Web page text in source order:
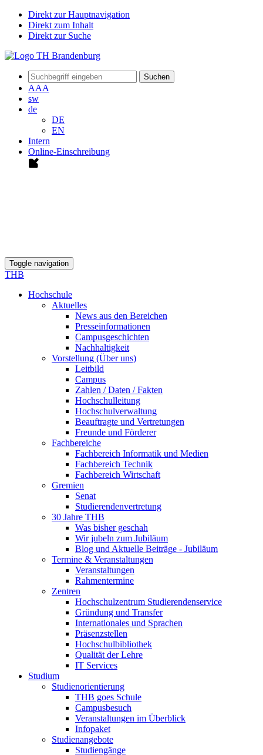
Direkt zur Hauptnavigation
Direkt zum Inhalt
Direkt zur Suche
Suchen
AAA
sw
de
DE
EN
Intern
Online-Einschreibung
Toggle navigation
THB
Hochschule
Aktuelles
News aus den Bereichen
Presseinformationen
Campusgeschichten
Nachhaltigkeit
Vorstellung (Über uns)
Leitbild
Campus
Zahlen / Daten / Fakten
Hochschulleitung
Hochschulverwaltung
Beauftragte und Vertretungen
Freunde und Förderer
Fachbereiche
Fachbereich Informatik und Medien
Fachbereich Technik
Fachbereich Wirtschaft
Gremien
Senat
Studierendenvertretung
30 Jahre THB
Was bisher geschah
Wir jubeln zum Jubiläum
Blog und Aktuelle Beiträge - Jubiläum
Termine & Veranstaltungen
Veranstaltungen
Rahmentermine
Zentren
Hochschulzentrum Studierendenservice
Gründung und Transfer
Internationales und Sprachen
Präsenzstellen
Hochschulbibliothek
Qualität der Lehre
IT Services
Studium
Studienorientierung
THB goes Schule
Campusbesuch
Veranstaltungen im Überblick
Infopaket
Studienangebote
Studiengänge